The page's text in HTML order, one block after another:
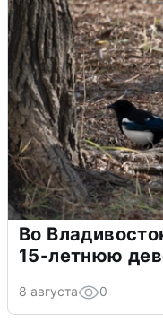
Во
15-летнюю
8 августа 0